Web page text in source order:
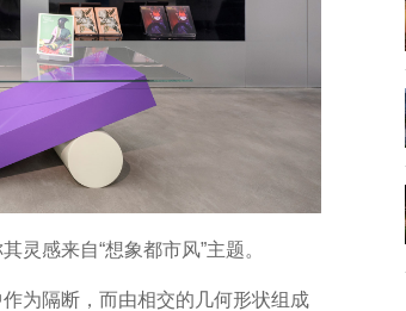
灵感来自“想象都市风”主题。
为隔断，而由相交的几何形状组成